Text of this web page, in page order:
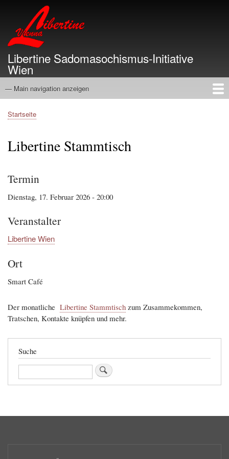
Libertine Sadomasochismus-Initiative
Wien
Main
— Main navigation anzeigen
Startseite
Info
Termine
Gruppen
Vergangenheit
Service
Links
Über
Pfadnavigation
Startseite
Libertine Stammtisch
Termin
Dienstag, 17. Februar 2026 - 20:00
Veranstalter
Libertine Wien
Ort
Smart Café
Der monatliche Libertine Stammtisch zum Zusammekommen,
Tratschen, Kontakte knüpfen und mehr.
Suche
Suche